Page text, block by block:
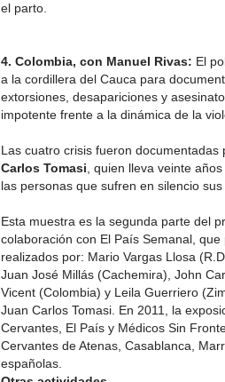
el parto.
4. Colombia, con Manuel Rivas: El
a la cordillera del Cauca para
extorsiones, desapariciones y
impotente frente a la dinámica de la
Las cuatro crisis fueron
Carlos Tomasi , quien lleva veinte
las personas que sufren en silencio sus
Esta muestra es la segunda parte del
colaboración con El País Semanal,
realizados por: Mario Vargas Llosa
Juan José Millás (Cachemira), John
Vicent (Colombia) y Leila Guerriero
Juan Carlos Tomasi. En 2011, la
Cervantes, El País y Médicos Sin
Cervantes de Atenas, Casablanca,
españolas.